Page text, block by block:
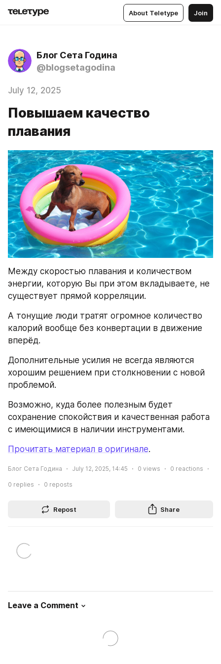
About Teletype Join
Блог Сета Година
@blogsetagodina
July 12, 2025
Повышаем качество
плавания
Между скоростью плавания и количеством
энергии, которую Вы при этом вкладываете, не
существует прямой корреляции.
А тонущие люди тратят огромное количество
калорий вообще без конвертации в движение
вперёд.
Дополнительные усилия не всегда являются
хорошим решением при столкновении с новой
проблемой.
Возможно, куда более полезным будет
сохранение спокойствия и качественная работа
с имеющимися в наличии инструментами.
Прочитать материал в оригинале.
Блог Сета Година July 12, 2025, 14:45 0 views 0 reactions
0 replies 0 reposts
Repost Share
Leave a Comment